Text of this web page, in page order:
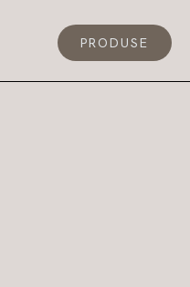
PRODUSE